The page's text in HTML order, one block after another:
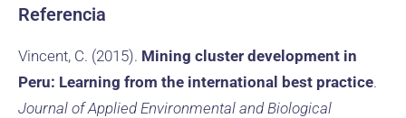
Referencia
Vincent, C. (2015). Mining cluster development in
Peru: Learning from the international best practice.
Journal of Applied Environmental and Biological